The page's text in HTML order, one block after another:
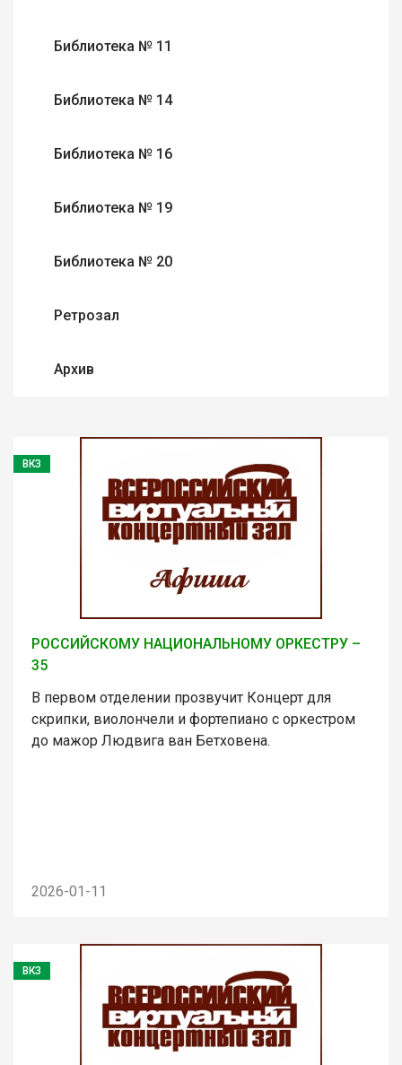
Библиотека № 11
Библиотека № 14
Библиотека № 16
Библиотека № 19
Библиотека № 20
Ретрозал
Архив
ВКЗ
РОССИЙСКОМУ НАЦИОНАЛЬНОМУ ОРКЕСТРУ –
35
В первом отделении прозвучит Концерт для
скрипки, виолончели и фортепиано с оркестром
до мажор Людвига ван Бетховена.
2026-01-11
ВКЗ